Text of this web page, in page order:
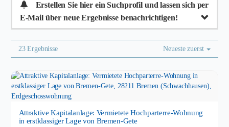
Erstellen Sie hier ein Suchprofil und lassen sich per
E-Mail über neue Ergebnisse benachrichtigen!
23 Ergebnisse Neueste zuerst
Attraktive Kapitalanlage: Vermietete Hochparterre-Wohnung
in erstklassiger Lage von Bremen-Gete